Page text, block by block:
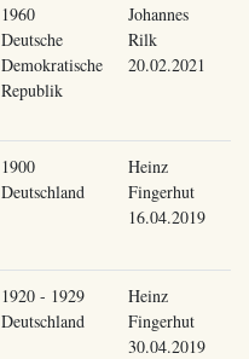
1960
Deutsche
Demokratische
Republik
Johannes
Rilk
20.02.2021
1900
Deutschland
Heinz
Fingerhut
16.04.2019
1920 - 1929
Deutschland
Heinz
Fingerhut
30.04.2019